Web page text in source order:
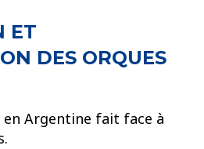
ET
DES ORQUES
en Argentine fait face à